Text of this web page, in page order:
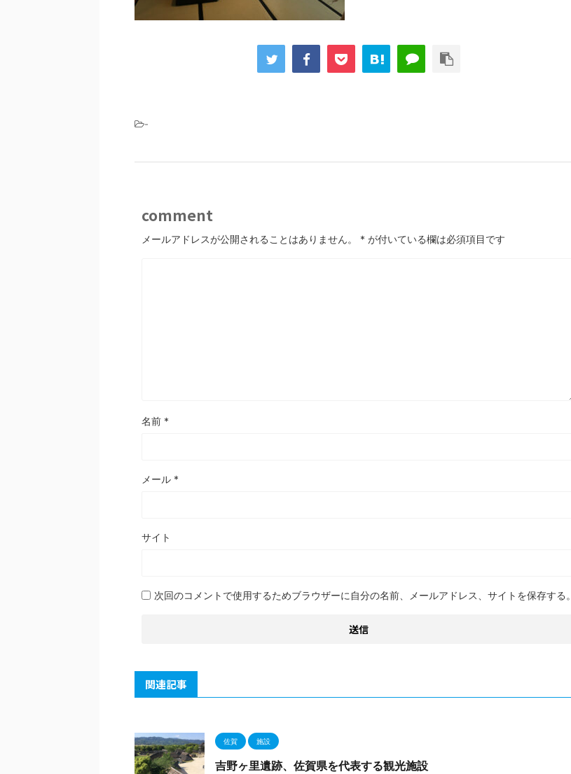
-
comment
メールアドレスが公開されることはありません。 * が付いている欄は必須項目です
名前 *
メール *
サイト
次回のコメントで使用するためブラウザーに自分の名前、メールアドレス、サイトを保存する。
関連記事
佐賀 施設
吉野ヶ里遺跡、佐賀県を代表する観光施設